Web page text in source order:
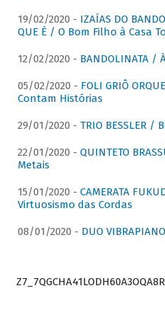
19/02/2020 - IZAÍAS DO
QUE É / O Bom Filho à Casa
12/02/2020 - BANDOLINATA /
05/02/2020 - FOLI GRIÔ
Contam Histórias
29/01/2020 - TRIO BESSLER /
22/01/2020 - QUINTETO
Metais
15/01/2020 - CAMERATA
Virtuosismo das Cordas
08/01/2020 - DUO